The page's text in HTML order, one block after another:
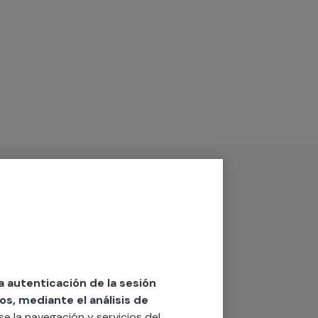
autenticación de la sesión
mediante el análisis de